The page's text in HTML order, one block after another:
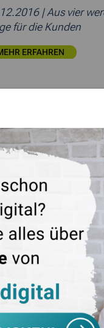
| Aus vier
für die Kunden
ERFAHREN